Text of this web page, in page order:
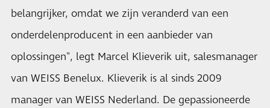
belangrijker, omdat we zijn veranderd van een
onderdelenproducent in een aanbieder van
oplossingen", legt Marcel Klieverik uit, salesmanager
van WEISS Benelux. Klieverik is al sinds 2009
manager van WEISS Nederland. De gepassioneerde